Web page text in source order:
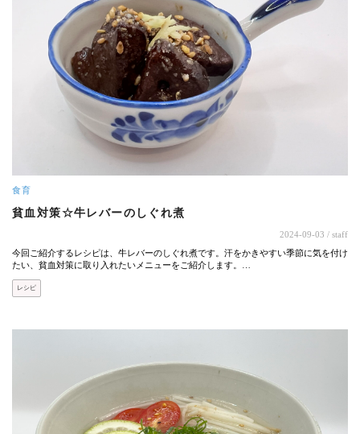
食育
貧血対策☆牛レバーのしぐれ煮
2024-09-03 / staff
今回ご紹介するレシピは、牛レバーのしぐれ煮です。汗をかきやすい季節に気を付け
たい、貧血対策に取り入れたいメニューをご紹介します。…
レシピ